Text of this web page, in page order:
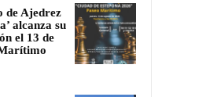
de Ajedrez
alcanza su
el 13 de